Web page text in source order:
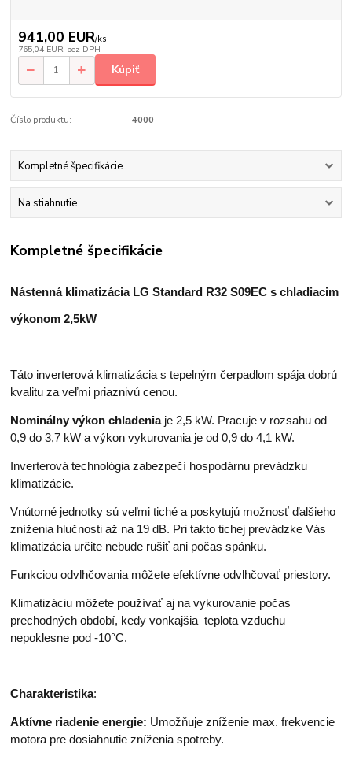
941,00 EUR/ks
765,04 EUR bez DPH
Kúpiť
Číslo produktu: 4000
Kompletné špecifikácie
Na stiahnutie
Kompletné špecifikácie
Nástenná klimatizácia LG Standard R32 S09EC s chladiacim
výkonom 2,5kW
Táto inverterová klimatizácia s tepelným čerpadlom spája dobrú
kvalitu za veľmi priaznivú cenou.
Nominálny výkon chladeniaje 2,5 kW. Pracuje v rozsahu od
0,9 do 3,7 kW a výkon vykurovania je od 0,9 do 4,1 kW.
Inverterová technológia zabezpečí hospodárnu prevádzku
klimatizácie.
Vnútorné jednotky sú veľmi tiché a poskytujú možnosť ďalšieho
zníženia hlučnosti až na 19 dB. Pri takto tichej prevádzke Vás
klimatizácia určite nebude rušiť ani počas spánku.
Funkciou odvlhčovania môžete efektívne odvlhčovať priestory.
Klimatizáciu môžete používať aj na vykurovanie počas
prechodných období, kedy vonkajšia teplota vzduchu
nepoklesne pod -10°C.
Charakteristika:
Aktívne riadenie energie: Umožňuje zníženie max. frekvencie
motora pre dosiahnutie zníženia spotreby.